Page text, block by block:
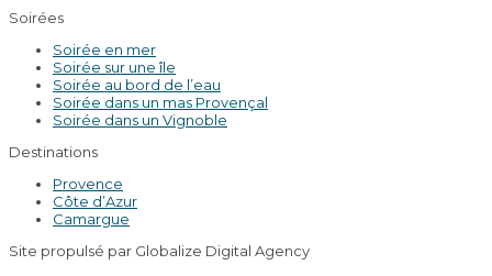
Soirées
Soirée en mer
Soirée sur une île
Soirée au bord de l’eau
Soirée dans un mas Provençal
Soirée dans un Vignoble
Destinations
Provence
Côte d’Azur
Camargue
Site propulsé par Globalize Digital Agency